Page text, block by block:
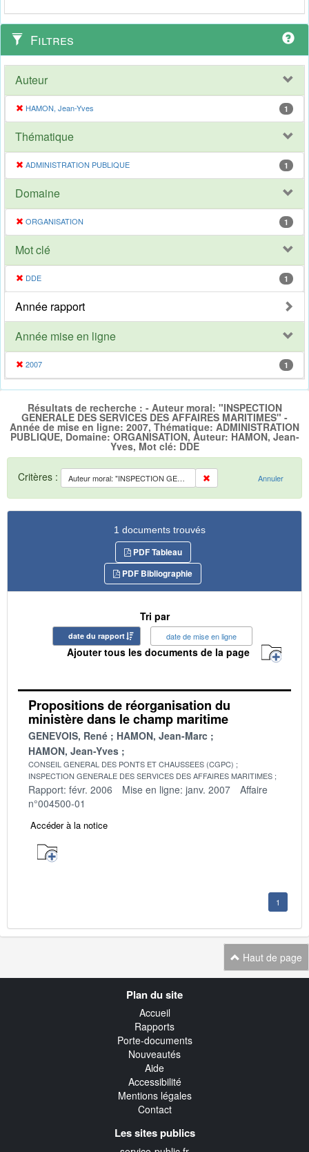
Filtres
Auteur
HAMON, Jean-Yves 1
Thématique
ADMINISTRATION PUBLIQUE 1
Domaine
ORGANISATION 1
Mot clé
DDE 1
Année rapport
Année mise en ligne
2007 1
Résultats de recherche : - Auteur moral: "INSPECTION
GENERALE DES SERVICES DES AFFAIRES MARITIMES" -
Année de mise en ligne: 2007, Thématique: ADMINISTRATION
PUBLIQUE, Domaine: ORGANISATION, Auteur: HAMON, Jean-
Yves, Mot clé: DDE
Critères : Auteur moral: "INSPECTION GENERALE DES SERVICES DES AFFAIRES MARITIMES" Annuler
1 documents trouvés
PDF Tableau
PDF Bibliographie
Tri par
date du rapport date de mise en ligne
Ajouter tous les documents de la page
Propositions de réorganisation du
ministère dans le champ maritime
GENEVOIS, René
HAMON, Jean-Marc
HAMON, Jean-Yves
CONSEIL GENERAL DES PONTS ET CHAUSSEES (CGPC)
INSPECTION GENERALE DES SERVICES DES AFFAIRES MARITIMES
Rapport: févr. 2006 Mise en ligne: janv. 2007
Affaire
n°004500-01
Accéder à la notice
1
Haut de page
Plan du site
Accueil
Rapports
Porte-documents
Nouveautés
Aide
Accessibilité
Mentions légales
Contact
Les sites publics